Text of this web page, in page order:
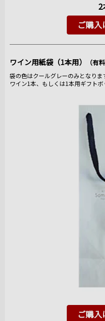
2
ご購入
ワイン用紙袋（1本用） （有
袋の色はクールグレーのみとなりま
ワイン1本、もしくは1本用ギフトボ
ご購入